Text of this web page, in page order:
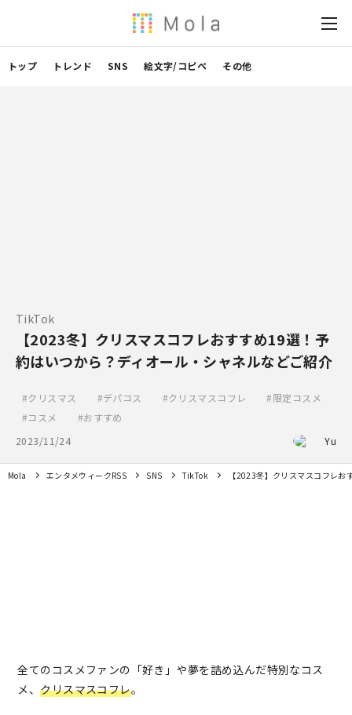
トップ トレンド SNS 絵文字/コピペ その他
TikTok
【2023冬】クリスマスコフレおすすめ19選！予
約はいつから？ディオール・シャネルなどご紹介
クリスマス デパコス クリスマスコフレ
限定コスメ
コスメ
おすすめ
2023/11/24
Yu
Mola エンタメウィークRSS SNS TikTok 【2023冬】クリスマスコフレ
全てのコスメファンの「好き」や夢を詰め込んだ特別なコス
メ、クリスマスコフレ。